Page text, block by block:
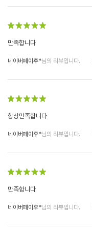
만족합니다
네이버페이후*님의 리뷰입니다.
항상만족합니다
네이버페이후*님의 리뷰입니다.
만족합니다
네이버페이후*님의 리뷰입니다.